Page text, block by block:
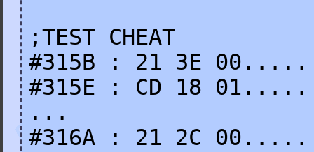
;TEST CHEAT
#315B : 21 3E 00.....
#315E : CD 18 01.....
...
#316A : 21 2C 00.....